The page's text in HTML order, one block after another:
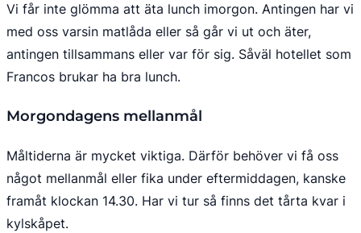
Vi får inte glömma att äta lunch imorgon. Antingen har vi
med oss varsin matlåda eller så går vi ut och äter,
antingen tillsammans eller var för sig. Såväl hotellet som
Francos brukar ha bra lunch.
Morgondagens mellanmål
Måltiderna är mycket viktiga. Därför behöver vi få oss
något mellanmål eller fika under eftermiddagen, kanske
framåt klockan 14.30. Har vi tur så finns det tårta kvar i
kylskåpet.